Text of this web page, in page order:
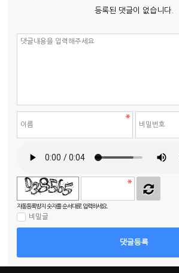
등록된 댓글이 없습니다.
자동등록방지 숫자를 순서대로 입력하세요.
비밀글
댓글등록